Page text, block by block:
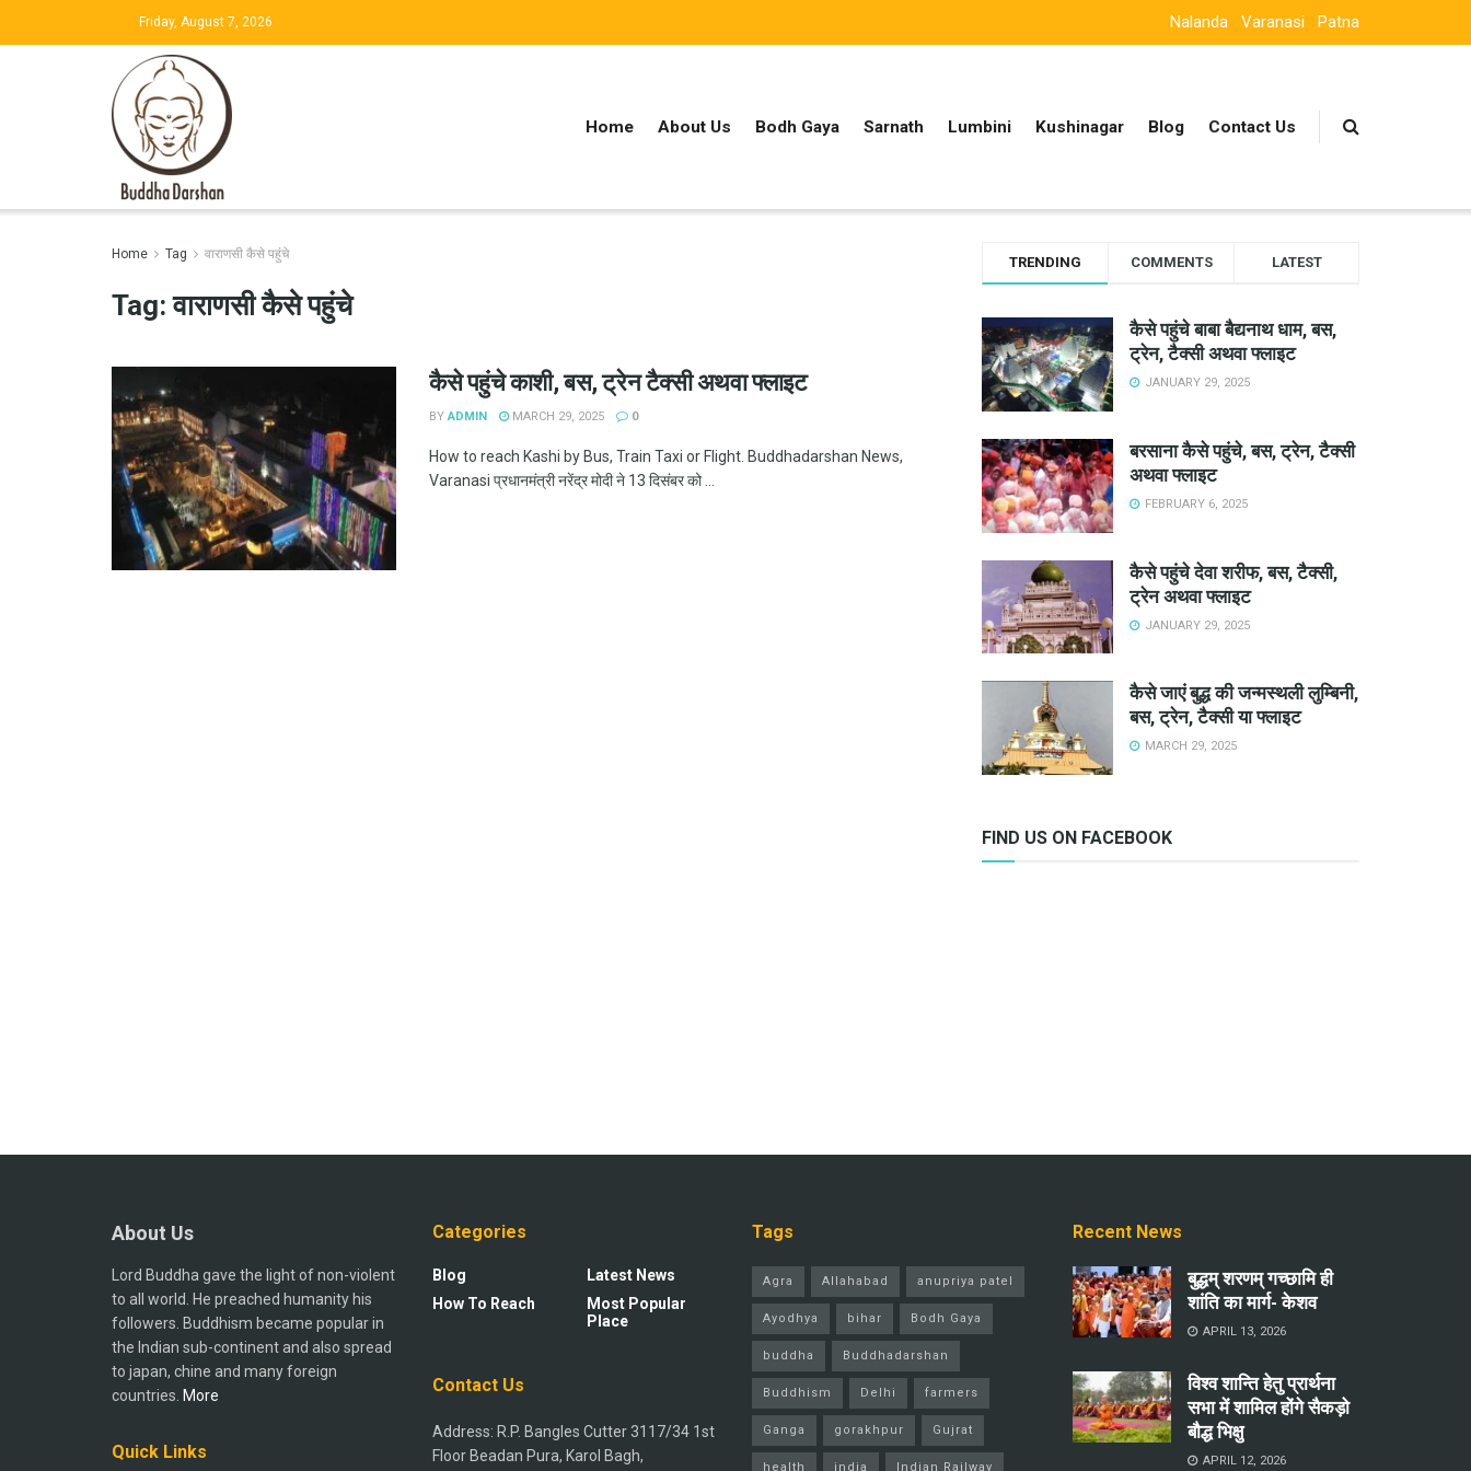
Friday, August 7, 2026 Nalanda Varanasi Patna
Home About Us Bodh Gaya Sarnath Lumbini Kushinagar Blog Contact Us
Home Tag वाराणसी कैसे पहुंचे
Tag:वाराणसी कैसे पहुंचे
कैसे पहुंचे काशी, बस, ट्रेन टैक्सी अथवा फ्लाइट
BY ADMIN MARCH 29, 2025 0
How to reach Kashi by Bus, Train Taxi or Flight. Buddhadarshan News,
Varanasi प्रधानमंत्री नरेंद्र मोदी ने 13 दिसंबर को ...
TRENDING COMMENTS LATEST
कैसे पहुंचे बाबा बैद्यनाथ धाम, बस,
ट्रेन, टैक्सी अथवा फ्लाइट
JANUARY 29, 2025
बरसाना कैसे पहुंचे, बस, ट्रेन, टैक्सी
अथवा फ्लाइट
FEBRUARY 6, 2025
कैसे पहुंचे देवा शरीफ, बस, टैक्सी,
ट्रेन अथवा फ्लाइट
JANUARY 29, 2025
कैसे जाएं बुद्ध की जन्मस्थली लुम्बिनी,
बस, ट्रेन, टैक्सी या फ्लाइट
MARCH 29, 2025
FIND US ON FACEBOOK
About Us
Lord Buddha gave the light of non-violent
to all world. He preached humanity his
followers. Buddhism became popular in
the Indian sub-continent and also spread
to japan, chine and many foreign
countries. More
Quick Links
Categories
Blog
How To Reach
Latest News
Most Popular
Place
Contact Us
Address: R.P. Bangles Cutter 3117/34 1st
Floor Beadan Pura, Karol Bagh,
Tags
Agra Allahabad anupriya patel
Ayodhya bihar Bodh Gaya
buddha Buddhadarshan
Buddhism Delhi farmers
Ganga gorakhpur Gujrat
health india Indian Railway
Recent News
बुद्धम् शरणम् गच्छामि ही
शांति का मार्ग- केशव
APRIL 13, 2026
विश्व शान्ति हेतु प्रार्थना
सभा में शामिल होंगे सैकड़ो
बौद्ध भिक्षु
APRIL 12, 2026